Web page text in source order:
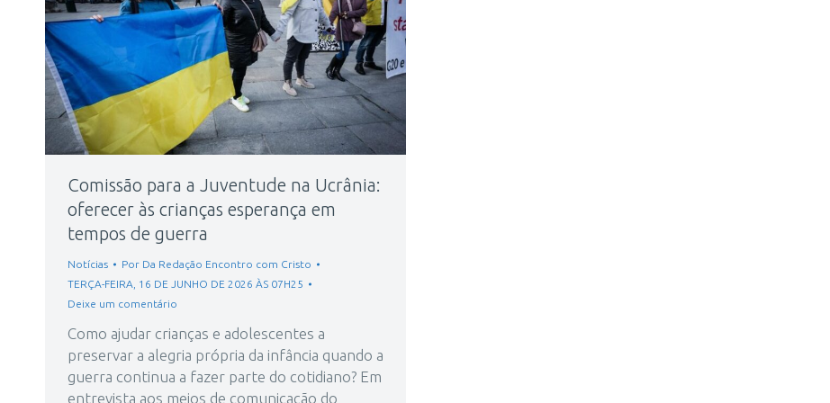
Comissão para a Juventude na Ucrânia:
oferecer às crianças esperança em
tempos de guerra
Notícias Por Da Redação Encontro com Cristo
TERÇA-FEIRA, 16 DE JUNHO DE 2026 ÀS 07H25
Deixe um comentário
Como ajudar crianças e adolescentes a
preservar a alegria própria da infância quando a
guerra continua a fazer parte do cotidiano? Em
entrevista aos meios de comunicação do